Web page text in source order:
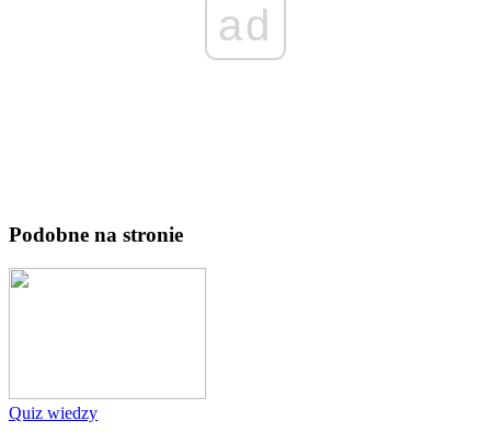
ad
Podobne na stronie
Quiz wiedzy